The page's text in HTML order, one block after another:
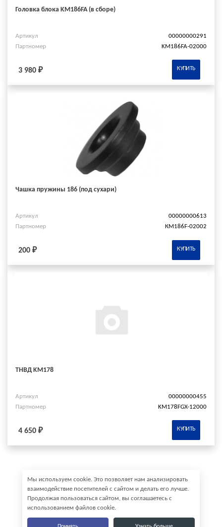
Головка блока KM186FA (в сборе)
Артикул
00000000291
Партномер
KM186FA-02000
3 980 ₽ КУПИТЬ
Чашка пружины 186 (под сухари)
Артикул
00000000613
Партномер
КМ186F-02002
200 ₽ КУПИТЬ
ТНВД KM178
Артикул
00000000455
Партномер
KM178FGX-12000
4 650 ₽ КУПИТЬ
Мы используем cookie. Это позволяет нам анализировать
взаимодействие посетителей с сайтом и делать его лучше.
Продолжая пользоваться сайтом, вы соглашаетесь с
использованием файлов cookie.